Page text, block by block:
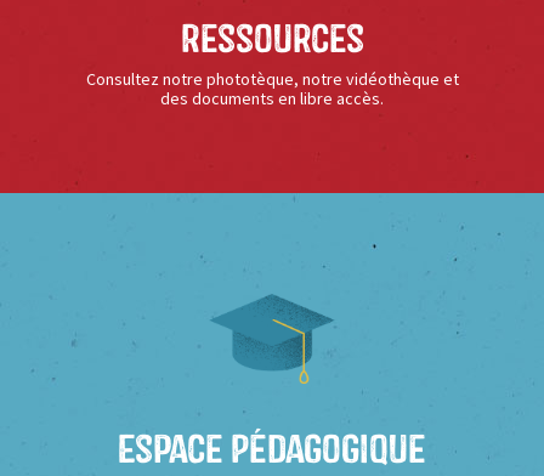
Ressources
Consultez notre phototèque, notre vidéothèque et
des documents en libre accès.
Espace Pédagogique